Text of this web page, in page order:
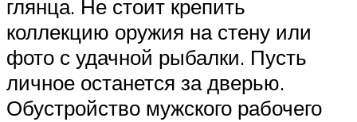
глянца. Не стоит крепить
коллекцию оружия на стену или
фото с удачной рыбалки. Пусть
личное останется за дверью.
Обустройство мужского рабочего